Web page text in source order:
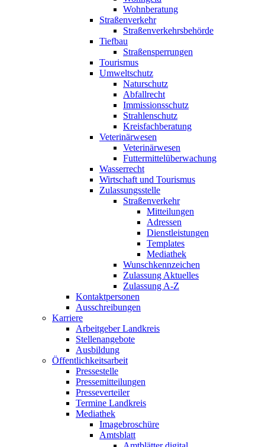
Wohnberatung
Straßenverkehr
Straßenverkehrsbehörde
Tiefbau
Straßensperrungen
Tourismus
Umweltschutz
Naturschutz
Abfallrecht
Immissionsschutz
Strahlenschutz
Kreisfachberatung
Veterinärwesen
Veterinärwesen
Futtermittelüberwachung
Wasserrecht
Wirtschaft und Tourismus
Zulassungsstelle
Straßenverkehr
Mitteilungen
Adressen
Dienstleistungen
Templates
Mediathek
Wunschkennzeichen
Zulassung Aktuelles
Zulassung A-Z
Kontaktpersonen
Ausschreibungen
Karriere
Arbeitgeber Landkreis
Stellenangebote
Ausbildung
Öffentlichkeitsarbeit
Pressestelle
Pressemitteilungen
Presseverteiler
Termine Landkreis
Mediathek
Imagebroschüre
Amtsblatt